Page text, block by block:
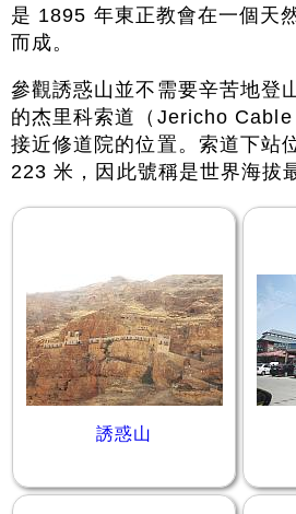
是 1895 年東正教會在一個天
而成。
參觀誘惑山並不需要辛苦地登
的杰里科索道（Jericho Cable
接近修道院的位置。索道下站
223 米，因此號稱是世界海拔
誘惑山